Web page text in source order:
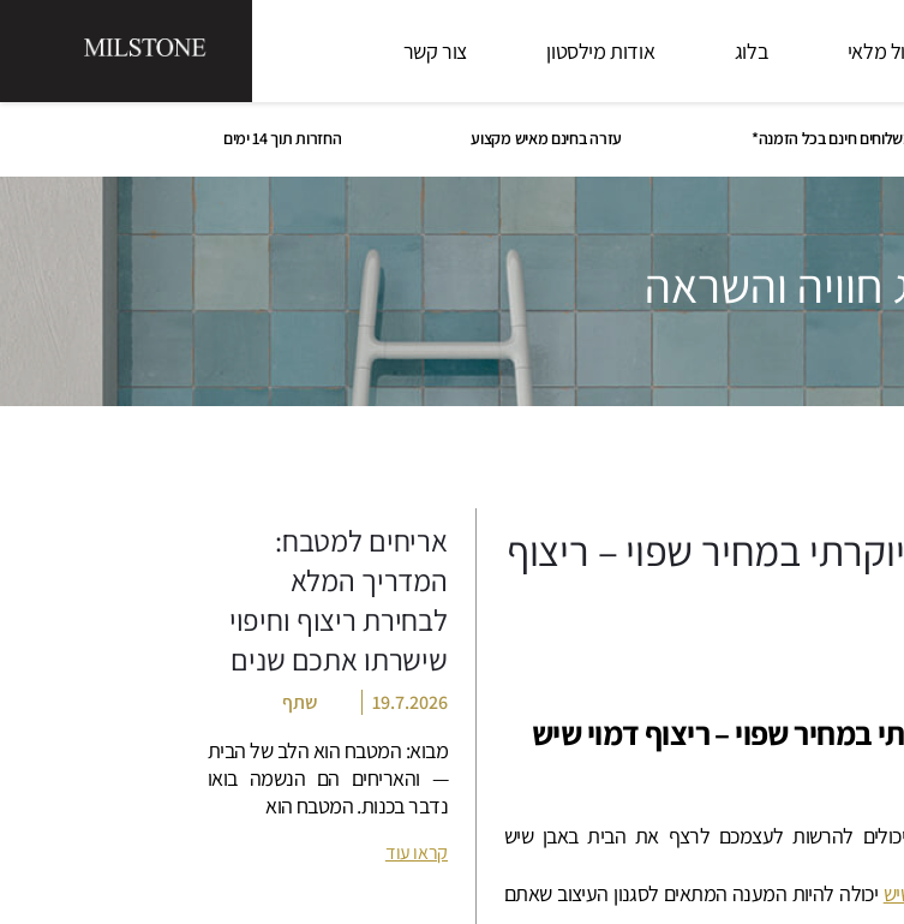
מלאי בלוג אודות מילסטון צור קשר
חינם בכל הזמנה* עזרה בחינם מאיש מקצוע החזרות תוך 14 ימים
חוויה והשראה
במחיר שפוי – ריצוף
במחיר שפוי –ריצוף דמוי שיש
להרשות לעצמכם לרצף את הבית באבן שיש
יכולה להיות המענה המתאים לסגנון העיצוב שאתם
אריחים למטבח:
המדריך המלא
לבחירת ריצוף וחיפוי
שישרתו אתכם שנים
19.7.2026 שתף
מבוא: המטבח הוא הלב של הבית
— והאריחים הם הנשמה בואו
נדבר בכנות. המטבח הוא
קראו עוד